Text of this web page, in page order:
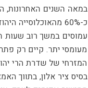
במאה השנים האחרונות,
מעומסי יתר. קיים רק
המזרחי של שדרת הרי